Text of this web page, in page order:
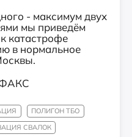
- максимум двух
мы приведём
катастрофе
в нормальное
ПОЛИГОН ТБО
СВАЛОК